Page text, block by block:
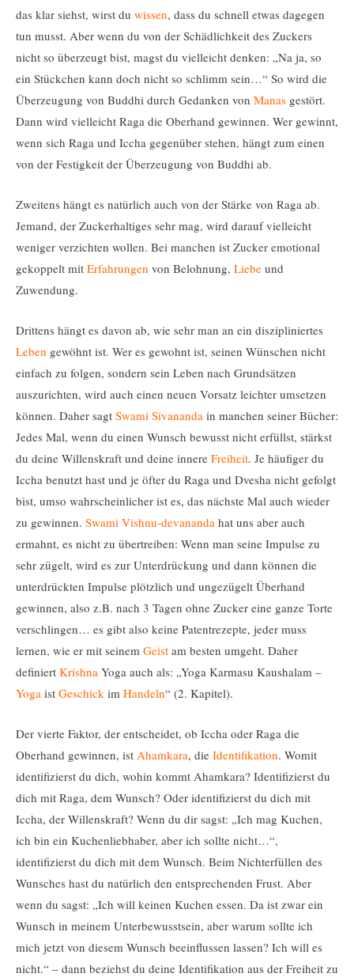
das klar siehst, wirst du wissen, dass du schnell etwas dagegen
tun musst. Aber wenn du von der Schädlichkeit des Zuckers
nicht so überzeugt bist, magst du vielleicht denken: „Na ja, so
ein Stückchen kann doch nicht so schlimm sein…“ So wird die
Überzeugung von Buddhi durch Gedanken von Manas gestört.
Dann wird vielleicht Raga die Oberhand gewinnen. Wer gewinnt,
wenn sich Raga und Iccha gegenüber stehen, hängt zum einen
von der Festigkeit der Überzeugung von Buddhi ab.
Zweitens hängt es natürlich auch von der Stärke von Raga ab.
Jemand, der Zuckerhaltiges sehr mag, wird darauf vielleicht
weniger verzichten wollen. Bei manchen ist Zucker emotional
gekoppelt mit Erfahrungen von Belohnung, Liebe und
Zuwendung.
Drittens hängt es davon ab, wie sehr man an ein diszipliniertes
Leben gewöhnt ist. Wer es gewohnt ist, seinen Wünschen nicht
einfach zu folgen, sondern sein Leben nach Grundsätzen
auszurichten, wird auch einen neuen Vorsatz leichter umsetzen
können. Daher sagt Swami Sivananda in manchen seiner Bücher:
Jedes Mal, wenn du einen Wunsch bewusst nicht erfüllst, stärkst
du deine Willenskraft und deine innere Freiheit. Je häufiger du
Iccha benutzt hast und je öfter du Raga und Dvesha nicht gefolgt
bist, umso wahrscheinlicher ist es, das nächste Mal auch wieder
zu gewinnen. Swami Vishnu-devananda hat uns aber auch
ermahnt, es nicht zu übertreiben: Wenn man seine Impulse zu
sehr zügelt, wird es zur Unterdrückung und dann können die
unterdrückten Impulse plötzlich und ungezügelt Überhand
gewinnen, also z.B. nach 3 Tagen ohne Zucker eine ganze Torte
verschlingen… es gibt also keine Patentrezepte, jeder muss
lernen, wie er mit seinem Geist am besten umgeht. Daher
definiert Krishna Yoga auch als: „Yoga Karmasu Kaushalam –
Yoga ist Geschick im Handeln“ (2. Kapitel).
Der vierte Faktor, der entscheidet, ob Iccha oder Raga die
Oberhand gewinnen, ist Ahamkara, die Identifikation. Womit
identifizierst du dich, wohin kommt Ahamkara? Identifizierst du
dich mit Raga, dem Wunsch? Oder identifizierst du dich mit
Iccha, der Willenskraft? Wenn du dir sagst: „Ich mag Kuchen,
ich bin ein Kuchenliebhaber, aber ich sollte nicht…“,
identifizierst du dich mit dem Wunsch. Beim Nichterfüllen des
Wunsches hast du natürlich den entsprechenden Frust. Aber
wenn du sagst: „Ich will keinen Kuchen essen. Da ist zwar ein
Wunsch in meinem Unterbewusstsein, aber warum sollte ich
mich jetzt von diesem Wunsch beeinflussen lassen? Ich will es
nicht.“ – dann beziehst du deine Identifikation aus der Freiheit zu